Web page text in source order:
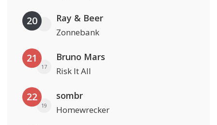
20 Ray & Beer
Zonnebank
21
17
Bruno Mars
Risk It All
22
19
sombr
Homewrecker